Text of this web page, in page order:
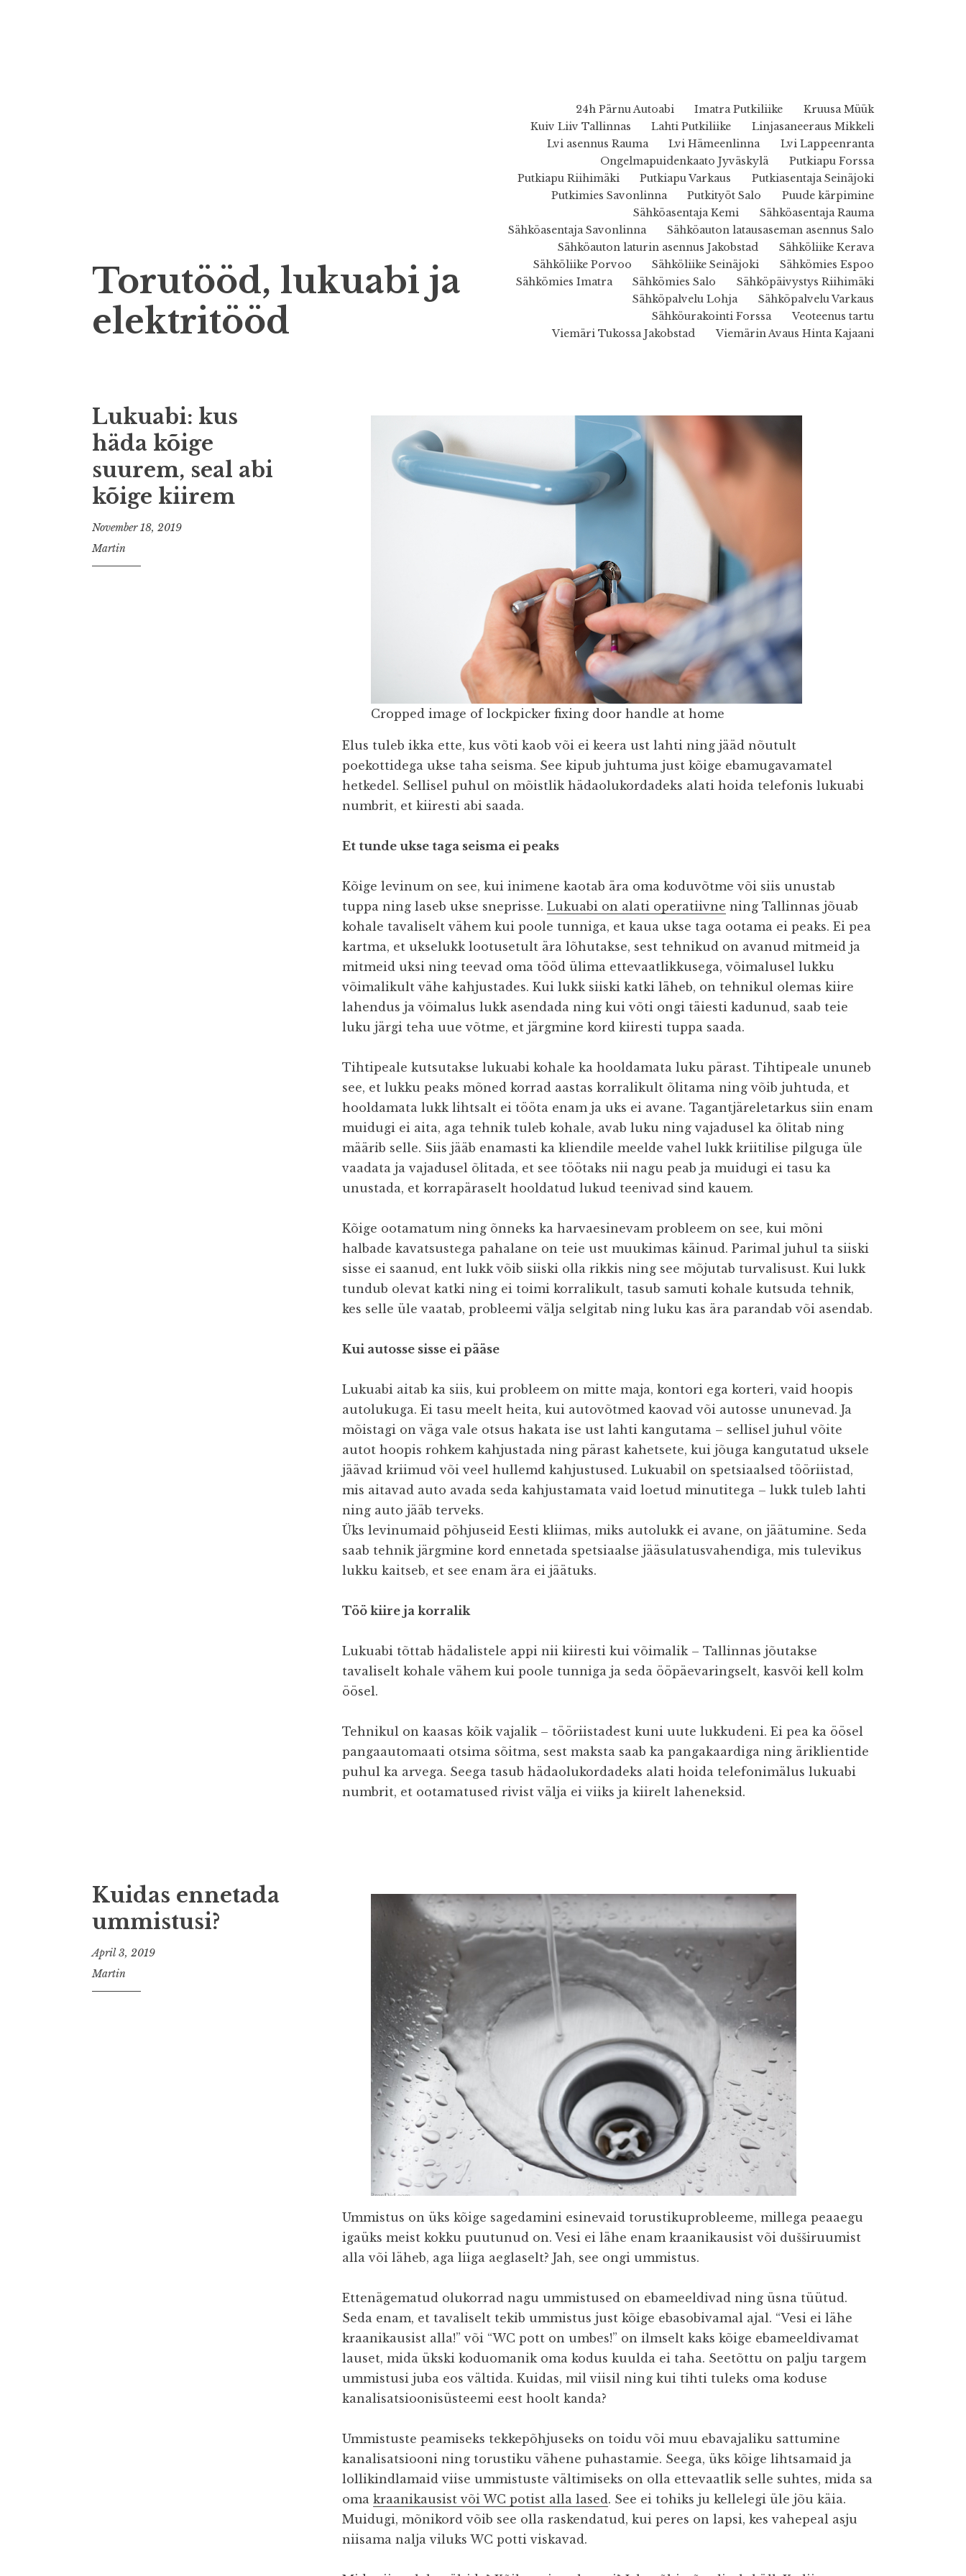
Torutööd, lukuabi ja
elektritööd
24h Pärnu Autoabi Imatra Putkiliike
Kruusa Müük
Kuiv Liiv Tallinnas
Lahti Putkiliike
Linjasaneeraus Mikkeli
Lvi asennus Rauma
Lvi Hämeenlinna
Lvi Lappeenranta
Ongelmapuidenkaato Jyväskylä
Putkiapu Forssa
Putkiapu Riihimäki
Putkiapu Varkaus
Putkiasentaja Seinäjoki
Putkimies Savonlinna
Putkityöt Salo
Puude kärpimine
Sähköasentaja Kemi
Sähköasentaja Rauma
Sähköasentaja Savonlinna
Sähköauton latausaseman asennus Salo
Sähköauton laturin asennus Jakobstad
Sähköliike Kerava
Sähköliike Porvoo
Sähköliike Seinäjoki
Sähkömies Espoo
Sähkömies Imatra
Sähkömies Salo
Sähköpäivystys Riihimäki
Sähköpalvelu Lohja
Sähköpalvelu Varkaus
Sähköurakointi Forssa
Veoteenus tartu
Viemäri Tukossa Jakobstad
Viemärin Avaus Hinta Kajaani
Lukuabi: kus
häda kõige
suurem, seal abi
kõige kiirem
November 18, 2019
Martin
Cropped image of lockpicker fixing door handle at home
Elus tuleb ikka ette, kus võti kaob või ei keera ust lahti ning jääd nõutult
poekottidega ukse taha seisma. See kipub juhtuma just kõige ebamugavamatel
hetkedel. Sellisel puhul on mõistlik hädaolukordadeks alati hoida telefonis lukuabi
numbrit, et kiiresti abi saada.
Et tunde ukse taga seisma ei peaks
Kõige levinum on see, kui inimene kaotab ära oma koduvõtme või siis unustab
tuppa ning laseb ukse sneprisse.Lukuabi on alati operatiivne ning Tallinnas jõuab
kohale tavaliselt vähem kui poole tunniga, et kaua ukse taga ootama ei peaks. Ei pea
kartma, et ukselukk lootusetult ära lõhutakse, sest tehnikud on avanud mitmeid ja
mitmeid uksi ning teevad oma tööd ülima ettevaatlikkusega, võimalusel lukku
võimalikult vähe kahjustades. Kui lukk siiski katki läheb, on tehnikul olemas kiire
lahendus ja võimalus lukk asendada ning kui võti ongi täiesti kadunud, saab teie
luku järgi teha uue võtme, et järgmine kord kiiresti tuppa saada.
Tihtipeale kutsutakse lukuabi kohale ka hooldamata luku pärast. Tihtipeale ununeb
see, et lukku peaks mõned korrad aastas korralikult õlitama ning võib juhtuda, et
hooldamata lukk lihtsalt ei tööta enam ja uks ei avane. Tagantjäreletarkus siin enam
muidugi ei aita, aga tehnik tuleb kohale, avab luku ning vajadusel ka õlitab ning
määrib selle. Siis jääb enamasti ka kliendile meelde vahel lukk kriitilise pilguga üle
vaadata ja vajadusel õlitada, et see töötaks nii nagu peab ja muidugi ei tasu ka
unustada, et korrapäraselt hooldatud lukud teenivad sind kauem.
Kõige ootamatum ning õnneks ka harvaesinevam probleem on see, kui mõni
halbade kavatsustega pahalane on teie ust muukimas käinud. Parimal juhul ta siiski
sisse ei saanud, ent lukk võib siiski olla rikkis ning see mõjutab turvalisust. Kui lukk
tundub olevat katki ning ei toimi korralikult, tasub samuti kohale kutsuda tehnik,
kes selle üle vaatab, probleemi välja selgitab ning luku kas ära parandab või asendab.
Kui autosse sisse ei pääse
Lukuabi aitab ka siis, kui probleem on mitte maja, kontori ega korteri, vaid hoopis
autolukuga. Ei tasu meelt heita, kui autovõtmed kaovad või autosse ununevad. Ja
mõistagi on väga vale otsus hakata ise ust lahti kangutama – sellisel juhul võite
autot hoopis rohkem kahjustada ning pärast kahetsete, kui jõuga kangutatud uksele
jäävad kriimud või veel hullemd kahjustused. Lukuabil on spetsiaalsed tööriistad,
mis aitavad auto avada seda kahjustamata vaid loetud minutitega – lukk tuleb lahti
ning auto jääb terveks.
Üks levinumaid põhjuseid Eesti kliimas, miks autolukk ei avane, on jäätumine. Seda
saab tehnik järgmine kord ennetada spetsiaalse jääsulatusvahendiga, mis tulevikus
lukku kaitseb, et see enam ära ei jäätuks.
Töö kiire ja korralik
Lukuabi tõttab hädalistele appi nii kiiresti kui võimalik – Tallinnas jõutakse
tavaliselt kohale vähem kui poole tunniga ja seda ööpäevaringselt, kasvõi kell kolm
öösel.
Tehnikul on kaasas kõik vajalik – tööriistadest kuni uute lukkudeni. Ei pea ka öösel
pangaautomaati otsima sõitma, sest maksta saab ka pangakaardiga ning äriklientide
puhul ka arvega. Seega tasub hädaolukordadeks alati hoida telefonimälus lukuabi
numbrit, et ootamatused rivist välja ei viiks ja kiirelt laheneksid.
Kuidas ennetada
ummistusi?
April 3, 2019
Martin
Ummistus on üks kõige sagedamini esinevaid torustikuprobleeme, millega peaaegu
igaüks meist kokku puutunud on. Vesi ei lähe enam kraanikausist või dušširuumist
alla või läheb, aga liiga aeglaselt? Jah, see ongi ummistus.
Ettenägematud olukorrad nagu ummistused on ebameeldivad ning üsna tüütud.
Seda enam, et tavaliselt tekib ummistus just kõige ebasobivamal ajal. “Vesi ei lähe
kraanikausist alla!” või “WC pott on umbes!” on ilmselt kaks kõige ebameeldivamat
lauset, mida ükski koduomanik oma kodus kuulda ei taha. Seetõttu on palju targem
ummistusi juba eos vältida. Kuidas, mil viisil ning kui tihti tuleks oma koduse
kanalisatsioonisüsteemi eest hoolt kanda?
Ummistuste peamiseks tekkepõhjuseks on toidu või muu ebavajaliku sattumine
kanalisatsiooni ning torustiku vähene puhastamie. Seega, üks kõige lihtsamaid ja
lollikindlamaid viise ummistuste vältimiseks on olla ettevaatlik selle suhtes, mida sa
omakraanikausist või WC potist alla lased . See ei tohiks ju kellelegi üle jõu käia.
Muidugi, mõnikord võib see olla raskendatud, kui peres on lapsi, kes vahepeal asju
niisama nalja viluks WC potti viskavad.